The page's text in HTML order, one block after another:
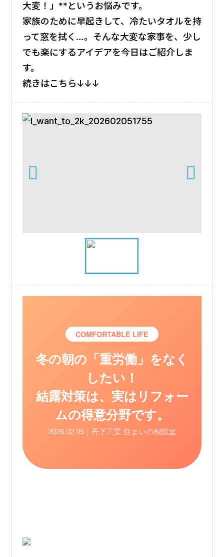
大変！」**というお悩みです。
家族のために早起きして、冷たいタオルを持
って窓を拭く…。そんな大変な家事を、少し
でも楽にするアイデアを今日はご紹介しま
す。
続きはこちら↓↓↓
COMFORTABLE LIFE
冬の朝の「重労働」をなく
したい！
結露対策は、実はリフォー
ムの得意分野です。
2026.02.05｜丹下工業 住まいの相談室